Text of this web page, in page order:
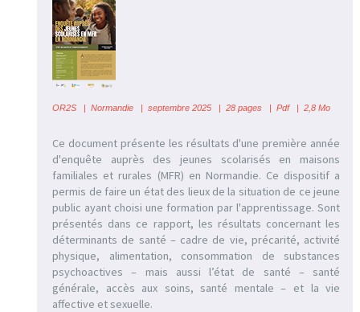
OR2S |Normandie | septembre 2025 | 28 pages | Pdf | 2,8 Mo
Ce document présente les résultats d'une première année
d'enquête auprès des jeunes scolarisés en maisons
familiales et rurales (MFR) en Normandie. Ce dispositif a
permis de faire un état des lieux de la situation de ce jeune
public ayant choisi une formation par l'apprentissage. Sont
présentés dans ce rapport, les résultats concernant les
déterminants de santé – cadre de vie, précarité, activité
physique, alimentation, consommation de substances
psychoactives – mais aussi l’état de santé – santé
générale, accès aux soins, santé mentale – et la vie
affective et sexuelle.